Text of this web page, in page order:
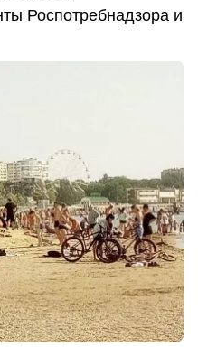
Роспотребнадзора и